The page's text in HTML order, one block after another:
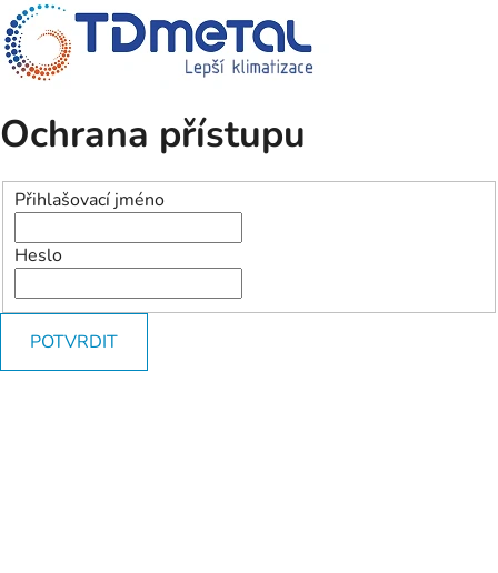
Ochrana přístupu
Přihlašovací jméno
Heslo
POTVRDIT